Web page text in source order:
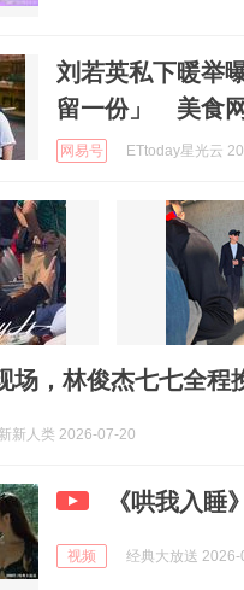
刘若英私下暖举
留一份」 美食
网易号 ETtoday星光云
场，林俊杰七七全程
新人类 2026-07-20
《哄我入睡
视频 经典大放送 2026-